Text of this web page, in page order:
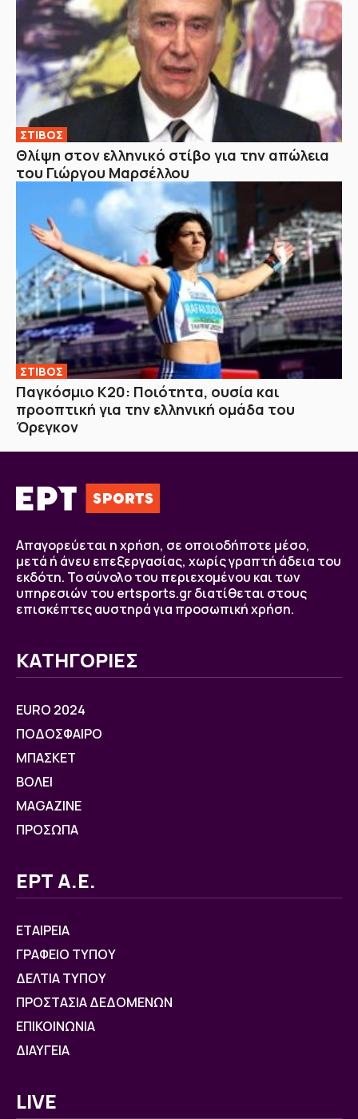
ΣΤΙΒΟΣ
Θλίψη στον ελληνικό στίβο για την απώλεια
του Γιώργου Μαρσέλλου
ΣΤΙΒΟΣ
Παγκόσμιο Κ20: Ποιότητα, ουσία και
προοπτική για την ελληνική ομάδα του
Όρεγκον
Απαγορεύεται η χρήση, σε οποιοδήποτε μέσο,
μετά ή άνευ επεξεργασίας, χωρίς γραπτή άδεια του
εκδότη. Το σύνολο του περιεχομένου και των
υπηρεσιών του ertsports.gr διατίθεται στους
επισκέπτες αυστηρά για προσωπική χρήση.
ΚΑΤΗΓΟΡΙΕΣ
EURO 2024
ΠΟΔΟΣΦΑΙΡΟ
ΜΠΑΣΚΕΤ
ΒOΛΕΙ
MAGAZINE
ΠΡΟΣΩΠΑ
ΕΡΤ Α.Ε.
ΕΤΑΙΡΕΙΑ
ΓΡΑΦΕΙΟ ΤΥΠΟΥ
ΔΕΛΤΙΑ ΤΥΠΟΥ
ΠΡΟΣΤΑΣΙΑ ΔΕΔΟΜΕΝΩΝ
ΕΠΙΚΟΙΝΩΝΙΑ
ΔΙΑΥΓΕΙΑ
LIVE